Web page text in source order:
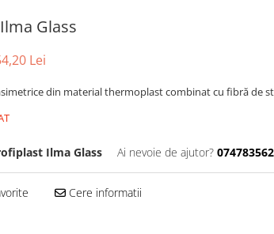
Glass
Lei
din material thermoplast combinat cu fibră de
Ilma Glass Ai nevoie de ajutor?
Cere informatii